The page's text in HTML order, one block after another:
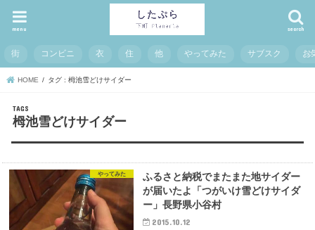
search
menu
街 コンビニ 衣 住 他 やってみた サブスク お
HOME タグ : 栂池雪どけサイダー
栂池雪どけサイダー
やってみた
ふるさと納税でまたまた地サイダー
が届いたよ「つがいけ雪どけサイダ
ー」長野県小谷村
2015.10.12